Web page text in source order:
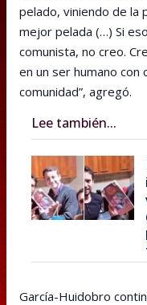
pelado, viniendo de la
mejor pelada (…) Si
comunista, no creo.
en un ser humano
comunidad”, agregó.
Lee también...
García-Huidobro